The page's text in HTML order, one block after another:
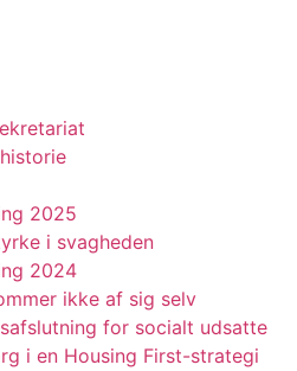
2025
i svagheden
2024
ikke af sig selv
for socialt udsatte
i en Housing First-strategi